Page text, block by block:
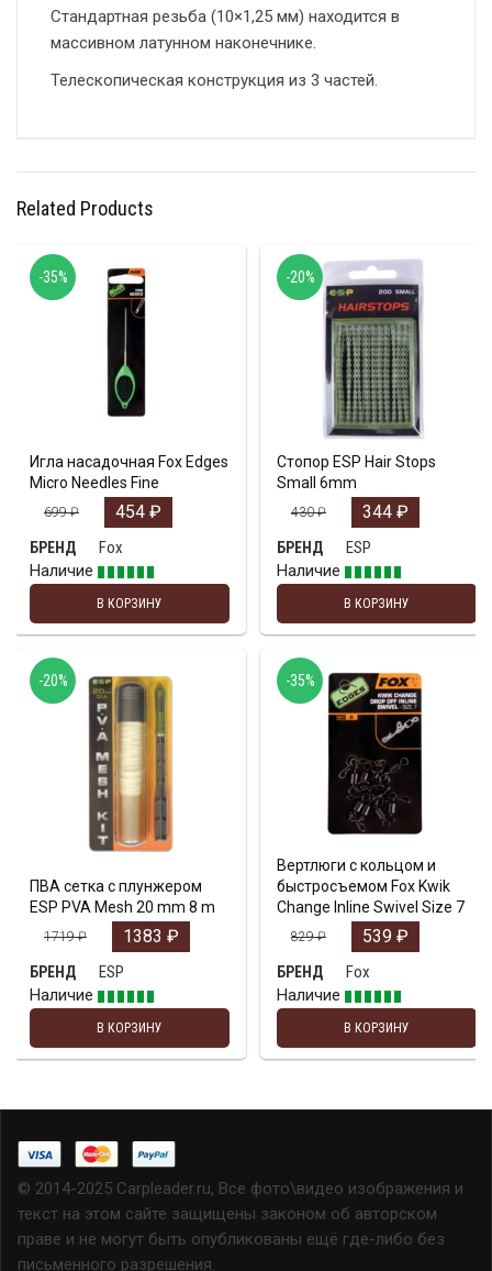
Стандартная резьба (10×1,25 мм) находится в
массивном латунном наконечнике.
Телескопическая конструкция из 3 частей.
Related Products
Игла насадочная Fox Edges
Micro Needles Fine
699₽ 454 ₽
БРЕНД
Fox
Наличие
В КОРЗИНУ
-35%
Стопор ESP Hair Stops
Small 6mm
430₽ 344 ₽
БРЕНД
ESP
Наличие
В КОРЗИНУ
-20%
ПВА сетка с плунжером
ESP PVA Mesh 20 mm 8 m
1719₽ 1383 ₽
БРЕНД
ESP
Наличие
В КОРЗИНУ
-20%
Вертлюги с кольцом и
быстросъемом Fox Kwik
Change Inline Swivel Size 7
829₽ 539 ₽
БРЕНД
Fox
Наличие
В КОРЗИНУ
-35%
© 2014-2025 Carpleader.ru, Все фото\видео изображения и
текст на этом сайте защищены законом об авторском
праве и не могут быть опубликованы ещё где-либо без
письменного разрешения.